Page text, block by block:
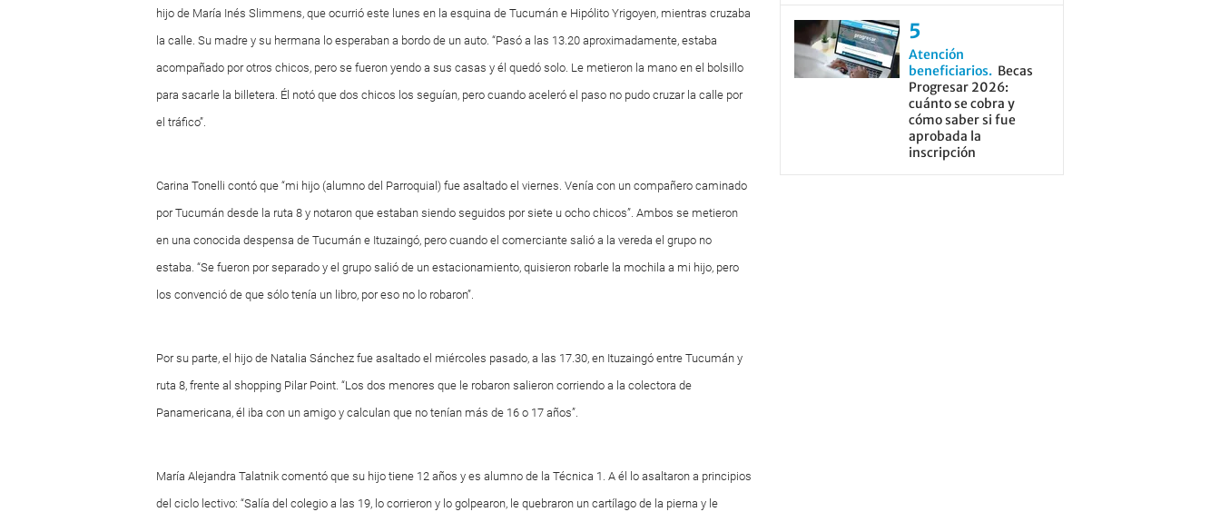
hijo de María Inés Slimmens, que ocurrió este lunes en la esquina de Tucumán e Hipólito Yrigoyen, mientras cruzaba
la calle. Su madre y su hermana lo esperaban a bordo de un auto. “Pasó a las 13.20 aproximadamente, estaba
acompañado por otros chicos, pero se fueron yendo a sus casas y él quedó solo. Le metieron la mano en el bolsillo
para sacarle la billetera. Él notó que dos chicos los seguían, pero cuando aceleró el paso no pudo cruzar la calle por
el tráfico”.
Carina Tonelli contó que “mi hijo (alumno del Parroquial) fue asaltado el viernes. Venía con un compañero caminado
por Tucumán desde la ruta 8 y notaron que estaban siendo seguidos por siete u ocho chicos”. Ambos se metieron
en una conocida despensa de Tucumán e Ituzaingó, pero cuando el comerciante salió a la vereda el grupo no
estaba. “Se fueron por separado y el grupo salió de un estacionamiento, quisieron robarle la mochila a mi hijo, pero
los convenció de que sólo tenía un libro, por eso no lo robaron”.
Por su parte, el hijo de Natalia Sánchez fue asaltado el miércoles pasado, a las 17.30, en Ituzaingó entre Tucumán y
ruta 8, frente al shopping Pilar Point. “Los dos menores que le robaron salieron corriendo a la colectora de
Panamericana, él iba con un amigo y calculan que no tenían más de 16 o 17 años”.
María Alejandra Talatnik comentó que su hijo tiene 12 años y es alumno de la Técnica 1. A él lo asaltaron a principios
del ciclo lectivo: “Salía del colegio a las 19, lo corrieron y lo golpearon, le quebraron un cartílago de la pierna y le
Atención
beneficiarios
Becas
Progresar 2026:
cuánto se cobra y
cómo saber si fue
aprobada la
inscripción